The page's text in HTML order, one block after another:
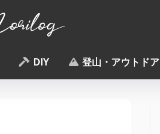
DIY 登山・アウトドア